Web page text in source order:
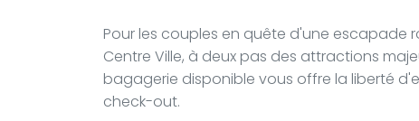
Pour les couples en quête d'une escapade
Centre Ville, à deux pas des attractions
bagagerie disponible vous offre la liberté
check-out.